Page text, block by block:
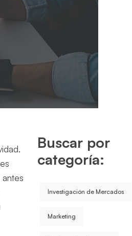
Buscar por
categoría:
Investigación de Mercados
Marketing